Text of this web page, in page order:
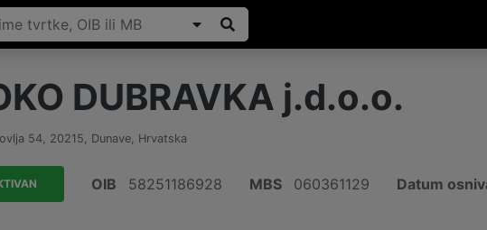
DUBRAVKA j.d.o.o.
54, 20215, Dunave, Hrvatska
OIB 58251186928 MBS 060361129 Datum